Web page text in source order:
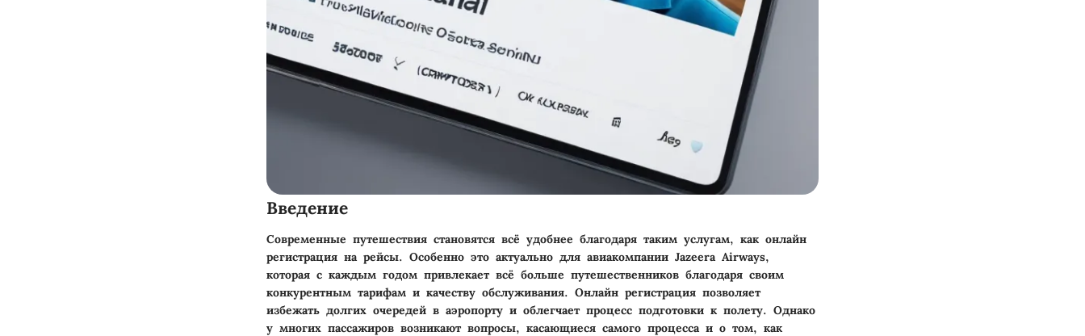
Введение
Современные путешествия становятся всё удобнее благодаря таким услугам, как онлайн
регистрация на рейсы. Особенно это актуально для авиакомпании Jazeera Airways,
которая с каждым годом привлекает всё больше путешественников благодаря своим
конкурентным тарифам и качеству обслуживания. Онлайн регистрация позволяет
избежать долгих очередей в аэропорту и облегчает процесс подготовки к полету. Однако
у многих пассажиров возникают вопросы, касающиеся самого процесса и о том, как